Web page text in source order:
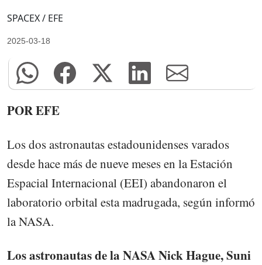
SPACEX / EFE
2025-03-18
POR EFE
Los dos astronautas estadounidenses varados
desde hace más de nueve meses en la Estación
Espacial Internacional (EEI) abandonaron el
laboratorio orbital esta madrugada, según informó
la NASA.
Los astronautas de la NASA Nick Hague, Suni